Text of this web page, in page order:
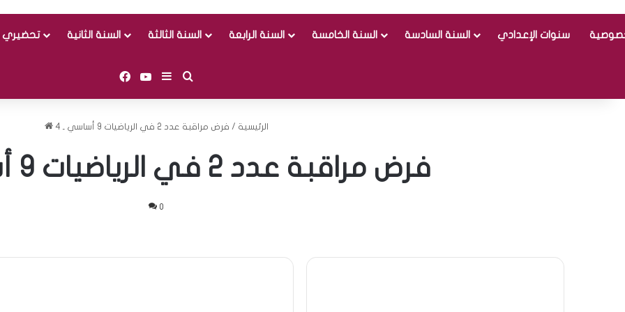
تحضيري السنة الثانية السنة الثالثة السنة الرابعة السنة الخامسة السنة السادسة سنوات الإعدادي
Facebook
YouTubeSidebar (barre latérale)
الرئيسية / فرض مراقبة عدد 2 في الرياضيات 9 أساسي ـ 4
فرض مراقبة عدد 2 في الرياضيات 9 أساسي ـ 4
0